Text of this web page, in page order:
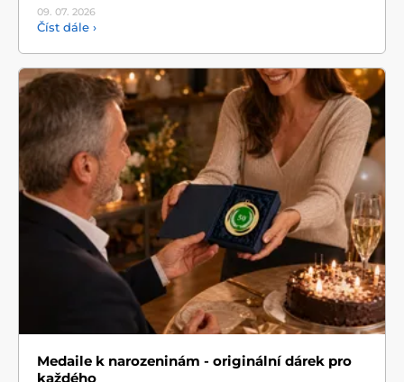
09. 07. 2026
Číst dále ›
Medaile k narozeninám - originální dárek pro
každého